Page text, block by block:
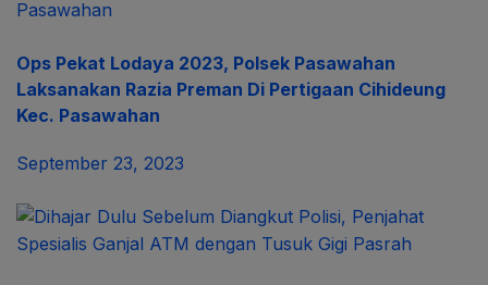
Ops Pekat Lodaya 2023, Polsek Pasawahan
Laksanakan Razia Preman Di Pertigaan Cihideung
Kec. Pasawahan
September 23, 2023